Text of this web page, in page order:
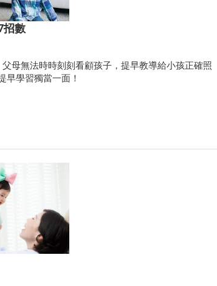
招數
母無法時時刻刻看顧孩子，提早教導給小孩正確照
早學習獨當一面！